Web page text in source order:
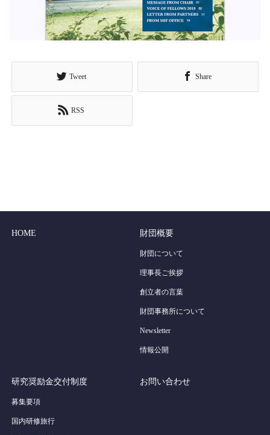
Tweet Share
RSS
HOME 財団概要
財団について
理事長ご挨拶
創立者の言葉
財団事務所について
Newsletter
情報公開
研究奨励金交付制度
募集要項
国内研修旅行
お問い合わせ